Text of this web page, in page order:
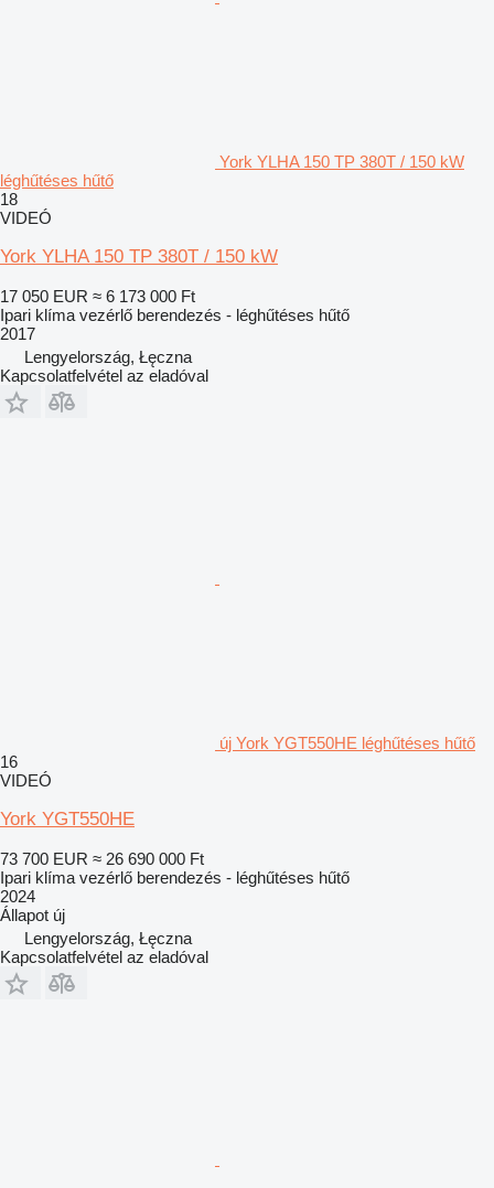
York YLHA 150 TP 380T / 150 kW
léghűtéses hűtő
18
VIDEÓ
York YLHA 150 TP 380T / 150 kW
17 050 EUR ≈ 6 173 000 Ft
Ipari klíma vezérlő berendezés - léghűtéses hűtő
2017
Lengyelország, Łęczna
Kapcsolatfelvétel az eladóval
új York YGT550HE léghűtéses hűtő
16
VIDEÓ
York YGT550HE
73 700 EUR ≈ 26 690 000 Ft
Ipari klíma vezérlő berendezés - léghűtéses hűtő
2024
Állapot új
Lengyelország, Łęczna
Kapcsolatfelvétel az eladóval